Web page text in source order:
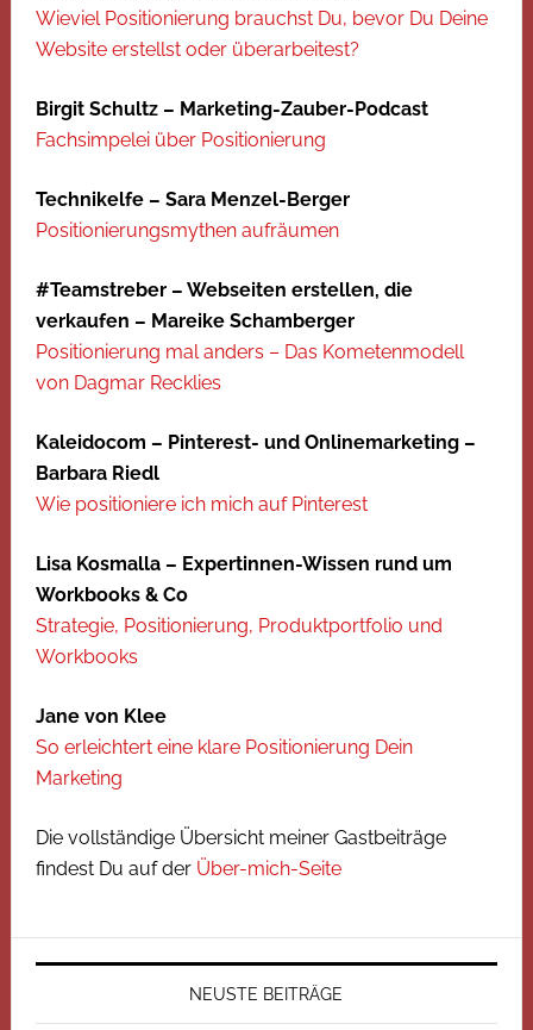
Wieviel Positionierung brauchst Du, bevor Du Deine
Website erstellst oder überarbeitest?
Birgit Schultz – Marketing-Zauber-Podcast
Fachsimpelei über Positionierung
Technikelfe – Sara Menzel-Berger
Positionierungsmythen aufräumen
#Teamstreber – Webseiten erstellen, die
verkaufen – Mareike Schamberger
Positionierung mal anders – Das Kometenmodell
von Dagmar Recklies
Kaleidocom – Pinterest- und Onlinemarketing –
Barbara Riedl
Wie positioniere ich mich auf Pinterest
Lisa Kosmalla – Expertinnen-Wissen rund um
Workbooks & Co
Strategie, Positionierung, Produktportfolio und
Workbooks
Jane von Klee
So erleichtert eine klare Positionierung Dein
Marketing
Die vollständige Übersicht meiner Gastbeiträge
findest Du auf der Über-mich-Seite
NEUSTE BEITRÄGE